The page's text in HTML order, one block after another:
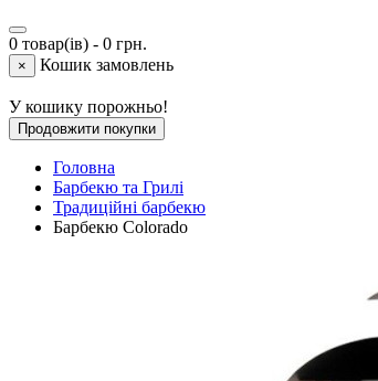
0 товар(ів) - 0 грн.
× Кошик замовлень
У кошику порожньо!
Продовжити покупки
Головна
Барбекю та Грилі
Традиційні барбекю
Барбекю Colorado